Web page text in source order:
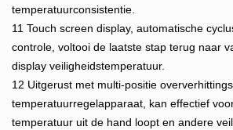
temperatuurconsistentie.
11 Touch screen display, automatische
controle, voltooi de laatste stap terug naar
display veiligheidstemperatuur.
12 Uitgerust met multi-positie
temperatuurregelapparaat, kan effectief
temperatuur uit de hand loopt en andere